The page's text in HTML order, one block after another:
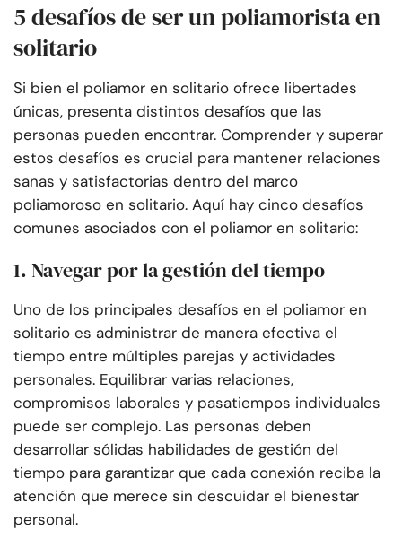
5 desafíos de ser un poliamorista en
solitario
Si bien el poliamor en solitario ofrece libertades
únicas, presenta distintos desafíos que las
personas pueden encontrar. Comprender y superar
estos desafíos es crucial para mantener relaciones
sanas y satisfactorias dentro del marco
poliamoroso en solitario. Aquí hay cinco desafíos
comunes asociados con el poliamor en solitario:
1. Navegar por la gestión del tiempo
Uno de los principales desafíos en el poliamor en
solitario es administrar de manera efectiva el
tiempo entre múltiples parejas y actividades
personales. Equilibrar varias relaciones,
compromisos laborales y pasatiempos individuales
puede ser complejo. Las personas deben
desarrollar sólidas habilidades de gestión del
tiempo para garantizar que cada conexión reciba la
atención que merece sin descuidar el bienestar
personal.